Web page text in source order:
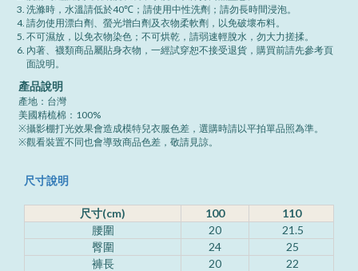
洗滌時，水溫請低於40℃；請使用中性洗劑；請勿長時間浸泡。
請勿使用漂白劑、螢光增白劑及衣物柔軟劑，以免破壞布料。
不可濕放，以免衣物染色；不可烘乾，請弱速輕脫水，勿大力搓揉。
內著、襪類商品屬貼身衣物，一經試穿恕不接受退貨，購買前請先參考頁
面說明。
產品說明
產地：台灣
美國精梳棉：100%
※攝影棚打光效果會造成模特兒衣服色差，選購時請以平拍單品照為準。
※觀看裝置不同也會導致商品色差，敬請見諒。
尺寸說明
尺寸(cm) 100
110
腰圍
20
21.5
臀圍
24
25
褲長
20 22